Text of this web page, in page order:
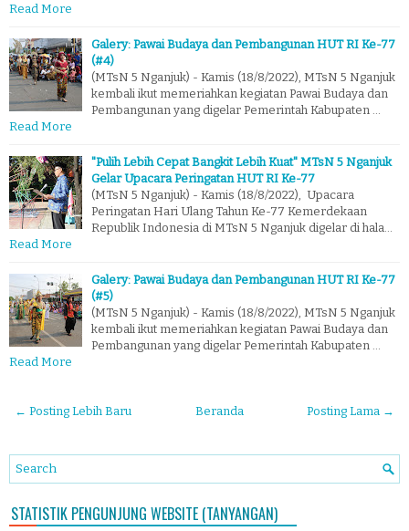
Read More
Galery: Pawai Budaya dan Pembangunan HUT RI Ke-77
(#4)
(MTsN 5 Nganjuk) - Kamis (18/8/2022), MTsN 5 Nganjuk
kembali ikut memeriahkan kegiatan Pawai Budaya dan
Pembangunan yang digelar Pemerintah Kabupaten …
Read More
"Pulih Lebih Cepat Bangkit Lebih Kuat" MTsN 5 Nganjuk
Gelar Upacara Peringatan HUT RI Ke-77
(MTsN 5 Nganjuk) - Kamis (18/8/2022), Upacara
Peringatan Hari Ulang Tahun Ke-77 Kemerdekaan
Republik Indonesia di MTsN 5 Nganjuk digelar di hala…
Read More
Galery: Pawai Budaya dan Pembangunan HUT RI Ke-77
(#5)
(MTsN 5 Nganjuk) - Kamis (18/8/2022), MTsN 5 Nganjuk
kembali ikut memeriahkan kegiatan Pawai Budaya dan
Pembangunan yang digelar Pemerintah Kabupaten …
Read More
← Posting Lebih Baru Posting Lama →
Beranda
STATISTIK PENGUNJUNG WEBSITE (TANYANGAN)